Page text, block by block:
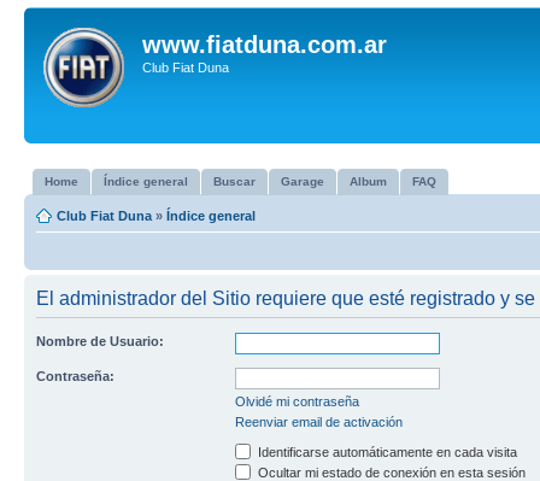
www.fiatduna.com.ar
Club Fiat Duna
Home Índice general Buscar Garage Album FAQ
Club Fiat Duna » Índice general
El administrador del Sitio requiere que esté registrado y
Nombre de Usuario:
Contraseña:
Olvidé mi contraseña
Reenviar email de activación
Identificarse automáticamente en cada visita
Ocultar mi estado de conexión en esta sesión